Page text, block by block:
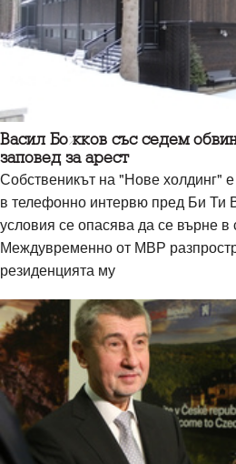
Васил Божков със седем
заповед за арест
Собственикът на "Нове холдинг"
в телефонно интервю пред Би Ти
условия се опасява да се върне в
Междувременно от МВР
резиденцията му